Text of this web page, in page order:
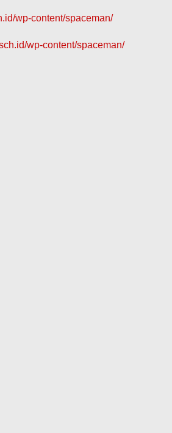
wp-content/spaceman/
wp-content/spaceman/